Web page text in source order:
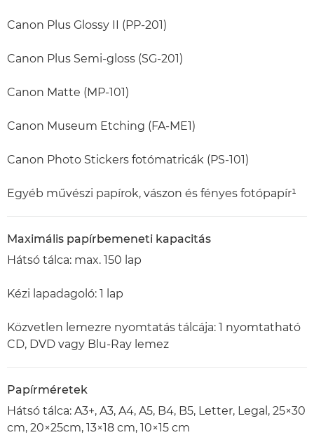
Canon Plus Glossy II (PP-201)
Canon Plus Semi-gloss (SG-201)
Canon Matte (MP-101)
Canon Museum Etching (FA-ME1)
Canon Photo Stickers fotómatricák (PS-101)
Egyéb művészi papírok, vászon és fényes fotópapír¹
Maximális papírbemeneti kapacitás
Hátsó tálca: max. 150 lap
Kézi lapadagoló: 1 lap
Közvetlen lemezre nyomtatás tálcája: 1 nyomtatható
CD, DVD vagy Blu-Ray lemez
Papírméretek
Hátsó tálca: A3+, A3, A4, A5, B4, B5, Letter, Legal, 25×30
cm, 20×25cm, 13×18 cm, 10×15 cm